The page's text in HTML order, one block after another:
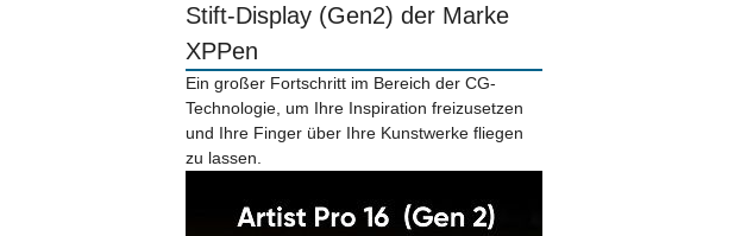
Stift-Display (Gen2) der Marke
XPPen
Ein großer Fortschritt im Bereich der CG-
Technologie, um Ihre Inspiration freizusetzen
und Ihre Finger über Ihre Kunstwerke fliegen
zu lassen.